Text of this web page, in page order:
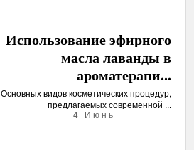
Использование эфирного
масла лаванды в
ароматерапи...
Основных видов косметических процедур,
предлагаемых современной ...
4 Июнь